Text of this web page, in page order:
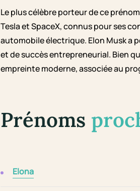
Le plus célèbre porteur de ce
Tesla et SpaceX, connus pour ses
automobile électrique. Elon Musk a
et de succès entrepreneurial. Bien
empreinte moderne, associée au
Prénoms
Elona